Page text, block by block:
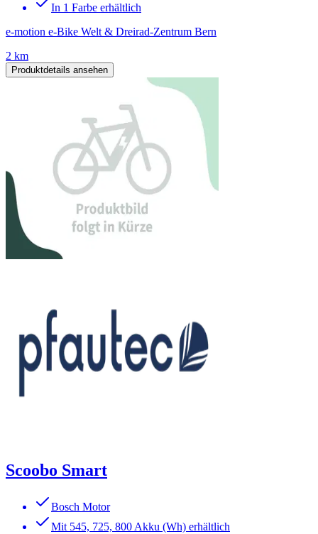
In 1 Farbe erhältlich
e-motion e-Bike Welt & Dreirad-Zentrum Bern
2 km
Produktdetails ansehen
Scoobo Smart
Bosch Motor
Mit 545, 725, 800 Akku (Wh) erhältlich